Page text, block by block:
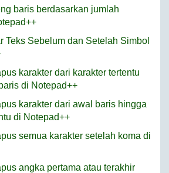
baris berdasarkan jumlah
Teks Sebelum dan Setelah Simbol
karakter dari karakter tertentu
di Notepad++
karakter dari awal baris hingga
di Notepad++
semua karakter setelah koma di
angka pertama atau terakhir